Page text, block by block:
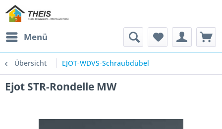
Menü
Übersicht EJOT-WDVS-Schraubdübel
Ejot STR-Rondelle MW